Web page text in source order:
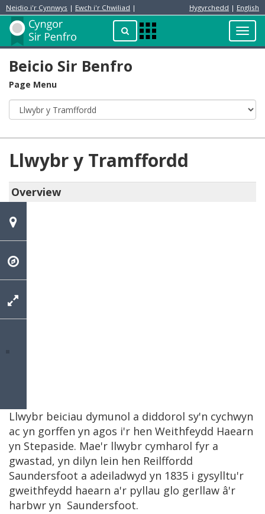
Neidio i'r Cynnwys | Ewch i'r Chwiliad | Hygyrchedd | English
ChwilioApps
Menu
Preswylydd
Beicio Sir Benfro
Page Menu
Llwybr y Tramffordd
Overview
Llwybr beiciau dymunol a diddorol sy'n cychwyn
ac yn gorffen yn agos i'r hen Weithfeydd Haearn
yn Stepaside. Mae'r llwybr cymharol fyr a
gwastad, yn dilyn lein hen Reilffordd
Saundersfoot a adeiladwyd yn 1835 i gysylltu'r
gweithfeydd haearn a'r pyllau glo gerllaw â'r
harbwr yn Saundersfoot.